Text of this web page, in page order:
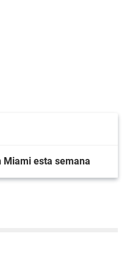
Miami esta semana